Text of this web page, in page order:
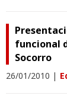
funcional
Socorro
26/01/2010 |